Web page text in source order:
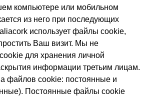
компьютере или мобильном
из него при последующих
использует файлы cookie,
Ваш визит. Мы не
для хранения личной
информации третьим лицам.
файлов cookie: постоянные и
Постоянные файлы cookie